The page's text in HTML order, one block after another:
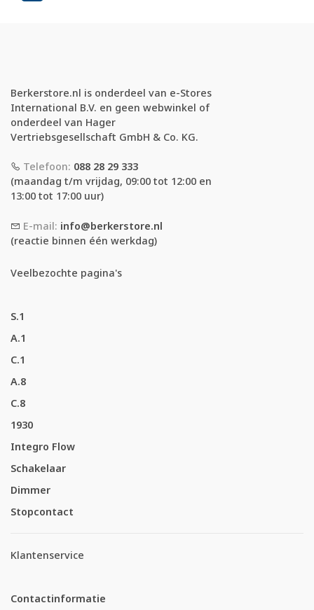
Berkerstore.nl is onderdeel van e-Stores
International B.V. en geen webwinkel of
onderdeel van Hager
Vertriebsgesellschaft GmbH & Co. KG.
Telefoon: 088 28 29 333
(maandag t/m vrijdag, 09:00 tot 12:00 en
13:00 tot 17:00 uur)
E-mail: info@berkerstore.nl
(reactie binnen één werkdag)
Veelbezochte pagina's
S.1
A.1
C.1
A.8
C.8
1930
Integro Flow
Schakelaar
Dimmer
Stopcontact
Klantenservice
Contactinformatie